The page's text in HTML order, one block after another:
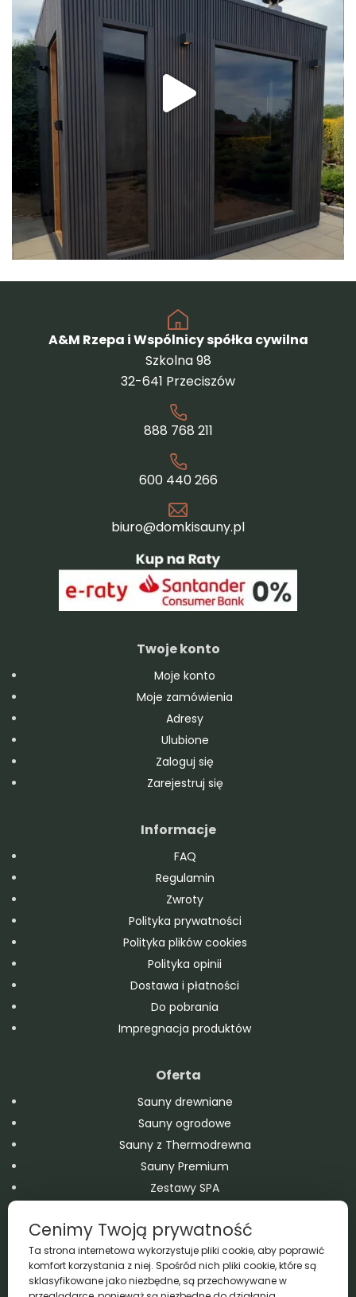
A&M Rzepa i Wspólnicy spółka cywilna
Szkolna 98
32-641 Przeciszów
888 768 211
600 440 266
biuro@domkisauny.pl
Twoje konto
Moje konto
Moje zamówienia
Adresy
Ulubione
Zaloguj się
Zarejestruj się
Informacje
FAQ
Regulamin
Zwroty
Polityka prywatności
Polityka plików cookies
Polityka opinii
Dostawa i płatności
Do pobrania
Impregnacja produktów
Oferta
Sauny drewniane
Sauny ogrodowe
Sauny z Thermodrewna
Sauny Premium
Zestawy SPA
Balie drewniane
Domki drewniane – ogrodowe i letniskowe
Wanny SPA Jacuzzi Ogrodowe
Cenimy Twoją prywatność
Ta strona internetowa wykorzystuje pliki cookie, aby poprawić
komfort korzystania z niej. Spośród nich pliki cookie, które są
sklasyfikowane jako niezbędne, są przechowywane w